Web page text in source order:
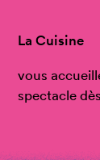
La Cuisine
vous
spectacle